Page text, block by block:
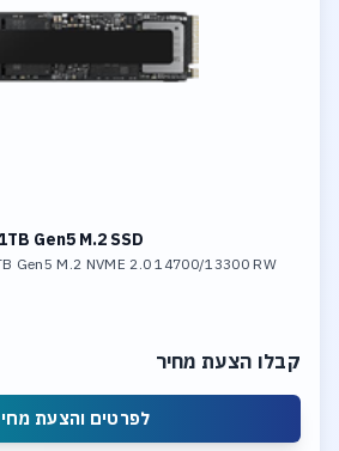
Gen5 M.2 SSD
Gen5 M.2 NVME 2.0 14700/13300 RW
קבלו הצעת מחיר
לפרטים והצעת